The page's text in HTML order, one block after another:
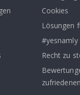
Cookies
Lösungen
#yesnamly
Recht zu